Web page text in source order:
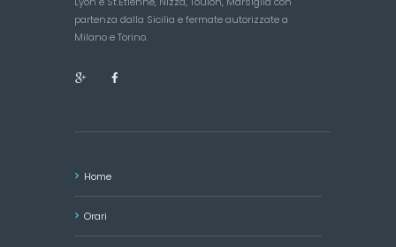
partenza dalla Sicilia e fermate autorizzate a
Milano e Torino.
Home
Orari